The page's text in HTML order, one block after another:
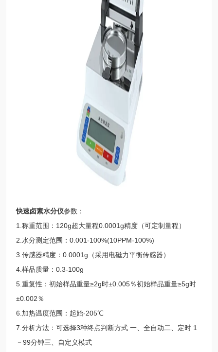
快速卤素水分仪参数：
1.称重范围：120g超大量程0.0001g精度（可定制量程）
2.水分测定范围：0.001-100%(10PPM-100%)
3.传感器精度：0.0001g（采用电磁力平衡传感器）
4.样品质量：0.3-100g
5.重复性：初始样品重量≥2g时±0.005％初始样品重量≥5g时
±0.002％
6.加热温度范围：起始-205℃
7.分析方法：可选择3种终点判断方式 一、全自动二、定时 1
－99分钟三、自定义模式